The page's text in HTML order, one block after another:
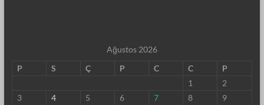
Ağustos 2026
P
S Ç P C C
P
1
2
3
4 5 6 7 8 9